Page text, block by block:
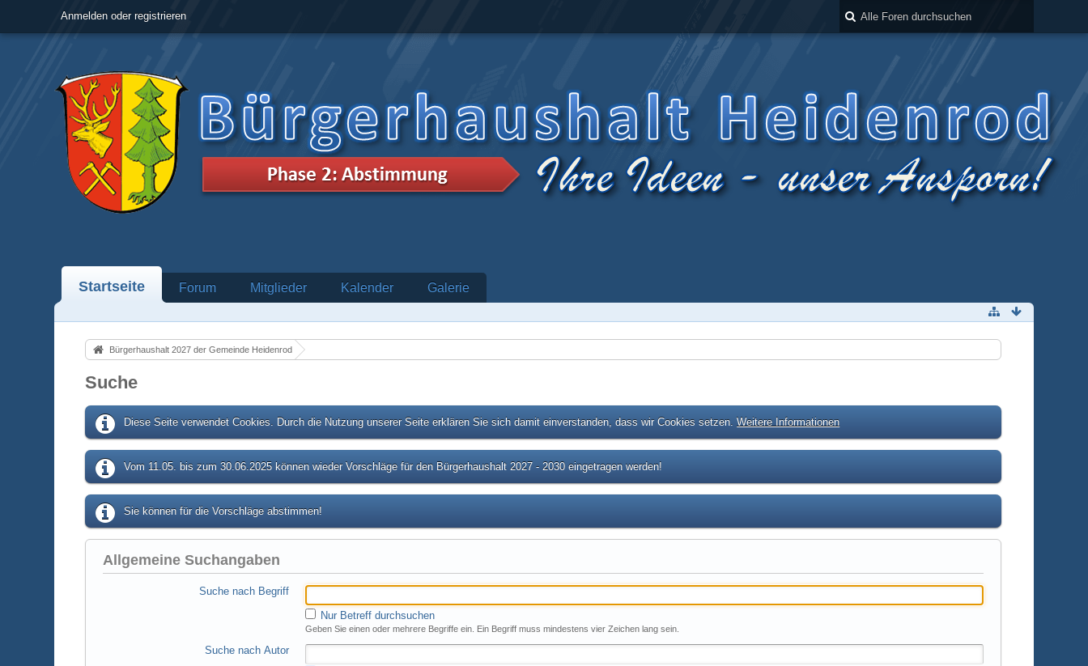
Anmelden oder registrieren
Startseite Forum Mitglieder Kalender Galerie
Bürgerhaushalt 2027 der Gemeinde Heidenrod
Suche
Diese Seite verwendet Cookies. Durch die Nutzung unserer Seite erklären Sie sich damit einverstanden, dass wir Cookies setzen.Weitere Informationen
Vom 11.05. bis zum 30.06.2025 können wieder Vorschläge für den Bürgerhaushalt 2027 - 2030 eingetragen werden!
Sie können für die Vorschläge abstimmen!
Allgemeine Suchangaben
Suche nach Begriff
Nur Betreff durchsuchen
Geben Sie einen oder mehrere Begriffe ein. Ein Begriff muss mindestens vier Zeichen lang sein.
Suche nach Autor